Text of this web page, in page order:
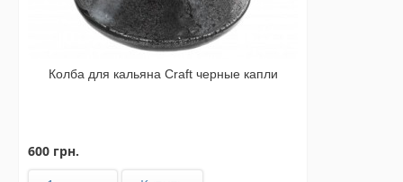
Колба для кальяна Craft черные капли
600 грн.